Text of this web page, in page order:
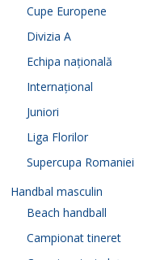
Cupe Europene
Divizia A
Echipa națională
Internațional
Juniori
Liga Florilor
Supercupa Romaniei
Handbal masculin
Beach handball
Campionat tineret